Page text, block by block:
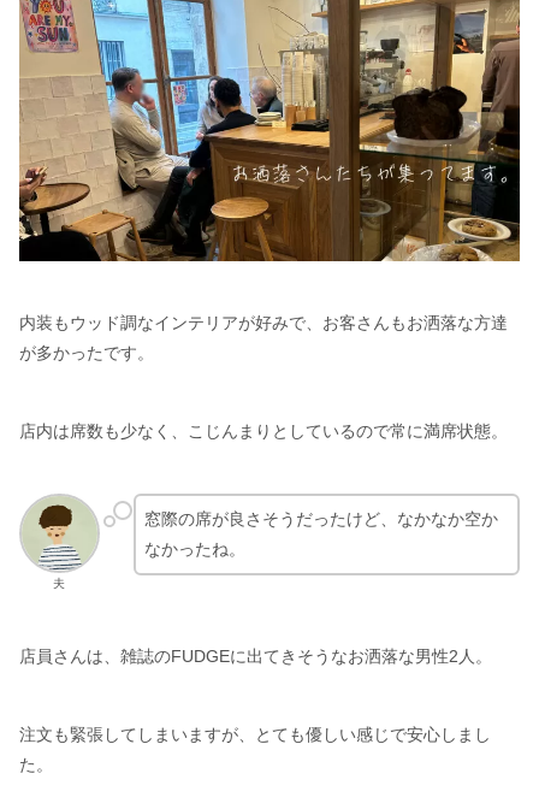
内装もウッド調なインテリアが好みで、お客さんもお洒落な方達
が多かったです。
店内は席数も少なく、こじんまりとしているので常に満席状態。
夫
窓際の席が良さそうだったけど、なかなか空か
なかったね。
店員さんは、雑誌のFUDGEに出てきそうなお洒落な男性2人。
注文も緊張してしまいますが、とても優しい感じで安心しまし
た。